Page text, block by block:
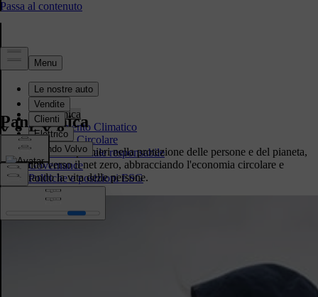
Sostenibilità
Panoramica
Cambiamento Climatico
Economia Circolare
Attività aziendale responsabile
Governance
Politiche e posizioni ESG
Panoramica
Vogliamo essere pionieri nella protezione delle persone e del pianeta,
lavorando verso il net zero, abbracciando l'economia circolare e
migliorando la vita delle persone.